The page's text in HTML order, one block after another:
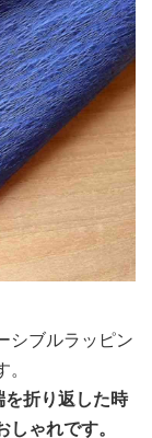
シブルラッピン
折り返した時
ゃれです。